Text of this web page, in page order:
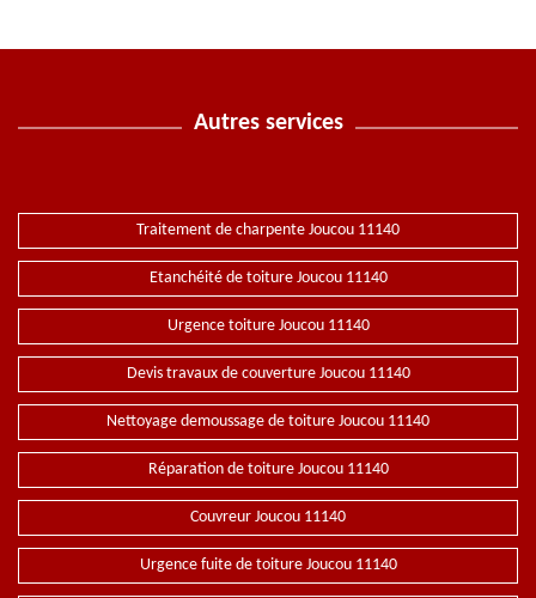
Autres services
Traitement de charpente Joucou 11140
Etanchéité de toiture Joucou 11140
Urgence toiture Joucou 11140
Devis travaux de couverture Joucou 11140
Nettoyage demoussage de toiture Joucou 11140
Réparation de toiture Joucou 11140
Couvreur Joucou 11140
Urgence fuite de toiture Joucou 11140